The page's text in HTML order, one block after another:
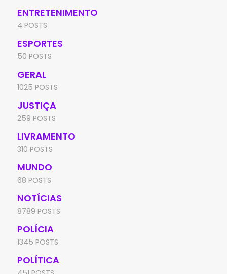
ENTRETENIMENTO
4 POSTS
ESPORTES
50 POSTS
GERAL
1025 POSTS
JUSTIÇA
259 POSTS
LIVRAMENTO
310 POSTS
MUNDO
68 POSTS
NOTÍCIAS
8789 POSTS
POLÍCIA
1345 POSTS
POLÍTICA